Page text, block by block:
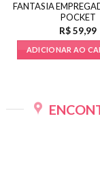
FANTASIA
POCKET
R$59,99
ADICIONAR AO